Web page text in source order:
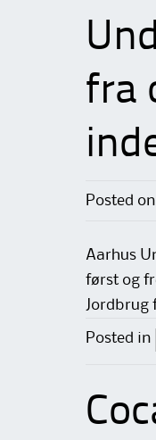
fra
Posted on
Aarhus
først og
Jordbrug
Posted in